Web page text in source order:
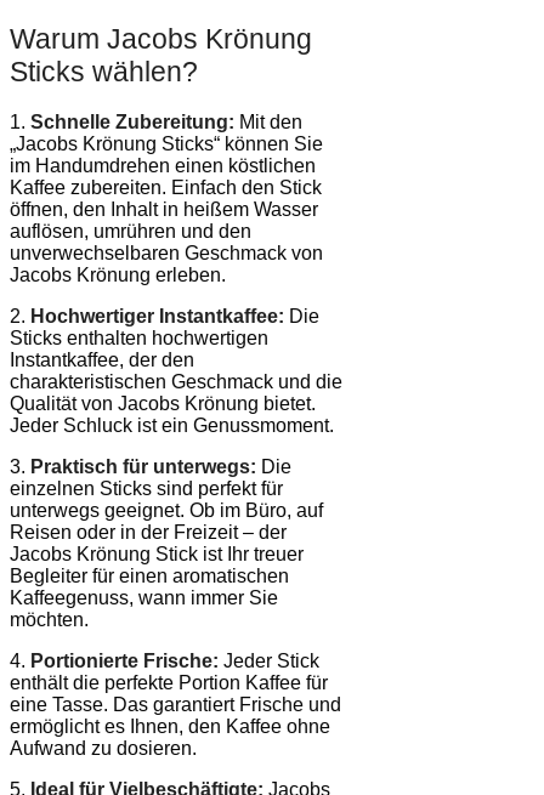
Warum Jacobs Krönung
Sticks wählen?
1. Schnelle Zubereitung: Mit den
„Jacobs Krönung Sticks“ können Sie
im Handumdrehen einen köstlichen
Kaffee zubereiten. Einfach den Stick
öffnen, den Inhalt in heißem Wasser
auflösen, umrühren und den
unverwechselbaren Geschmack von
Jacobs Krönung erleben.
2. Hochwertiger Instantkaffee: Die
Sticks enthalten hochwertigen
Instantkaffee, der den
charakteristischen Geschmack und die
Qualität von Jacobs Krönung bietet.
Jeder Schluck ist ein Genussmoment.
3. Praktisch für unterwegs: Die
einzelnen Sticks sind perfekt für
unterwegs geeignet. Ob im Büro, auf
Reisen oder in der Freizeit – der
Jacobs Krönung Stick ist Ihr treuer
Begleiter für einen aromatischen
Kaffeegenuss, wann immer Sie
möchten.
4. Portionierte Frische: Jeder Stick
enthält die perfekte Portion Kaffee für
eine Tasse. Das garantiert Frische und
ermöglicht es Ihnen, den Kaffee ohne
Aufwand zu dosieren.
5. Ideal für Vielbeschäftigte: Jacobs